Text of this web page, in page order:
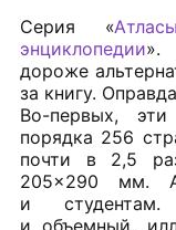
Серия «
энциклопедии».
дороже
за книгу.
Во-первых,
порядка 256
почти в 2,5
205×290 мм.
и